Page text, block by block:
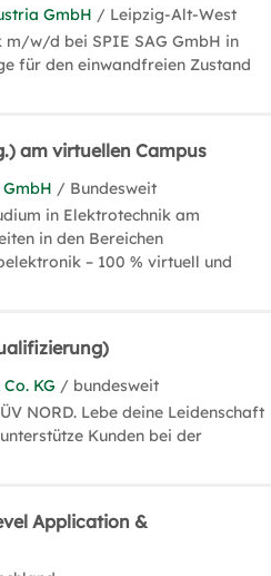
GmbH / Leipzig-Alt-West
w/d bei SPIE SAG GmbH in
für den einwandfreien Zustand
am virtuellen Campus
/ Bundesweit
in Elektrotechnik am
in den Bereichen
– 100 % virtuell und
KG / bundesweit
NORD. Lebe deine Leidenschaft
Kunden bei der
Application &